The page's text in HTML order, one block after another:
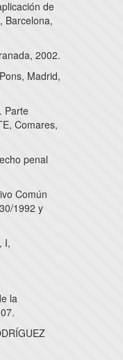
de
Barcelona,
2002.
Madrid,
Parte
Comares,
penal
Común
1992 y
I,
la